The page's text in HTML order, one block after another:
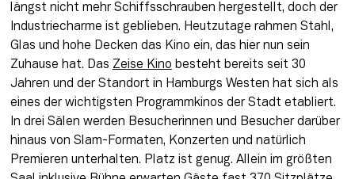
längst nicht mehr Schiffsschrauben hergestellt, doch der
Industriecharme ist geblieben. Heutzutage rahmen Stahl,
Glas und hohe Decken das Kino ein, das hier nun sein
Zuhause hat. Das Zeise Kino besteht bereits seit 30
Jahren und der Standort in Hamburgs Westen hat sich als
eines der wichtigsten Programmkinos der Stadt etabliert.
In drei Sälen werden Besucherinnen und Besucher darüber
hinaus von Slam-Formaten, Konzerten und natürlich
Premieren unterhalten. Platz ist genug. Allein im größten